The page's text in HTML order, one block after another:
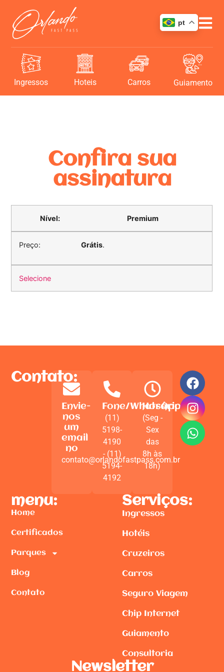
pt
Ingressos Hoteis Carros Guiamento
Confira sua
assinatura
Premium
Grátis.
Selecione
Contato:
Envie-
nos
um
email
no
contato@orlandofastpass.com.br
Fone/WhatsApp
(11)
5198-
4190
- (11)
5194-
4192
Horário
(Seg -
Sex
das
8h às
18h)
menu:
Home
Certificados
Parques
Blog
Contato
Serviços:
Ingressos
Hotéis
Cruzeiros
Carros
Seguro Viagem
Chip Internet
Guiamento
Consultoria
Newsletter